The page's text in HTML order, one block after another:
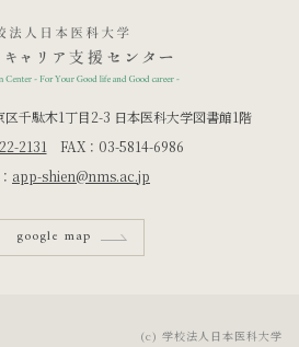
千駄木1丁目2-3 日本医科大学図書館1階
2131 FAX：03-5814-6986
app-shien@nms.ac.jp
google map
(c) 学校法人日本医科大学